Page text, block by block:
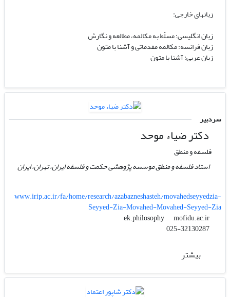
زبانهای خارجی:
زبان انگلیسی: مسلّط به مکالمه، مطالعه و نگارش
زبان فرانسه: مکالمه مقدماتی و آشنا با متون
زبان عربی: آشنا با متون
سردبیر
دکتر ضیاء موحد
فلسفه و منطق
استاد فلسفه و منطق موسسه پژوهشی حکمت و فلسفه ایران، تهران، ایران
www.irip.ac.ir/fa/home/research/azabazneshasteh/movahedseyyedzia-
Seyyed-Zia-Movahed-Movahed-Seyyed-Zia
ek.philosophy
mofidu.ac.ir
025-32130287
بیشتر